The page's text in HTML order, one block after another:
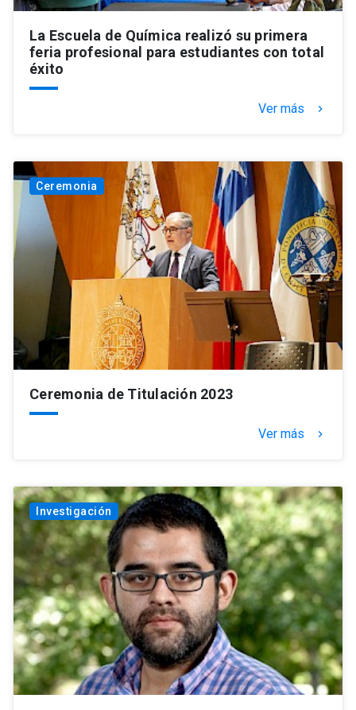
La Escuela de Química realizó su primera
feria profesional para estudiantes con total
éxito
Ver más keyboard_arrow_right
Ceremonia
Ceremonia de Titulación 2023
Ver más keyboard_arrow_right
Investigación